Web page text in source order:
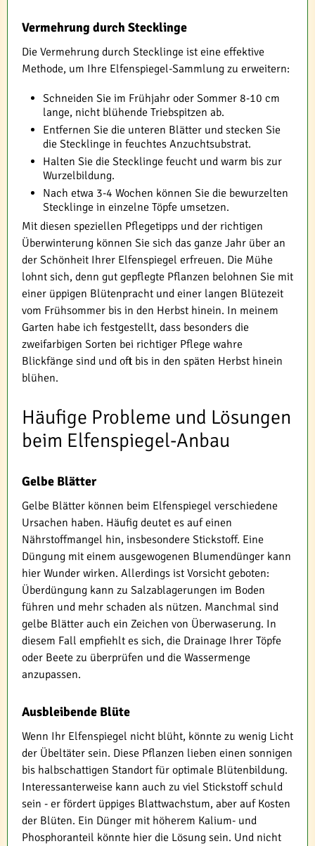
Vermehrung durch Stecklinge
Die Vermehrung durch Stecklinge ist eine effektive
Methode, um Ihre Elfenspiegel-Sammlung zu erweitern:
Schneiden Sie im Frühjahr oder Sommer 8-10 cm
lange, nicht blühende Triebspitzen ab.
Entfernen Sie die unteren Blätter und stecken Sie
die Stecklinge in feuchtes Anzuchtsubstrat.
Halten Sie die Stecklinge feucht und warm bis zur
Wurzelbildung.
Nach etwa 3-4 Wochen können Sie die bewurzelten
Stecklinge in einzelne Töpfe umsetzen.
Mit diesen speziellen Pflegetipps und der richtigen
Überwinterung können Sie sich das ganze Jahr über an
der Schönheit Ihrer Elfenspiegel erfreuen. Die Mühe
lohnt sich, denn gut gepflegte Pflanzen belohnen Sie mit
einer üppigen Blütenpracht und einer langen Blütezeit
vom Frühsommer bis in den Herbst hinein. In meinem
Garten habe ich festgestellt, dass besonders die
zweifarbigen Sorten bei richtiger Pflege wahre
Blickfänge sind und oft bis in den späten Herbst hinein
blühen.
Häufige Probleme und Lösungen
beim Elfenspiegel-Anbau
Gelbe Blätter
Gelbe Blätter können beim Elfenspiegel verschiedene
Ursachen haben. Häufig deutet es auf einen
Nährstoffmangel hin, insbesondere Stickstoff. Eine
Düngung mit einem ausgewogenen Blumendünger kann
hier Wunder wirken. Allerdings ist Vorsicht geboten:
Überdüngung kann zu Salzablagerungen im Boden
führen und mehr schaden als nützen. Manchmal sind
gelbe Blätter auch ein Zeichen von Überwaserung. In
diesem Fall empfiehlt es sich, die Drainage Ihrer Töpfe
oder Beete zu überprüfen und die Wassermenge
anzupassen.
Ausbleibende Blüte
Wenn Ihr Elfenspiegel nicht blüht, könnte zu wenig Licht
der Übeltäter sein. Diese Pflanzen lieben einen sonnigen
bis halbschattigen Standort für optimale Blütenbildung.
Interessanterweise kann auch zu viel Stickstoff schuld
sein - er fördert üppiges Blattwachstum, aber auf Kosten
der Blüten. Ein Dünger mit höherem Kalium- und
Phosphoranteil könnte hier die Lösung sein. Und nicht